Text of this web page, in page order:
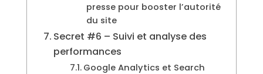
presse pour booster l’autorité
du site
Secret #6 – Suivi et analyse des
performances
Google Analytics et Search